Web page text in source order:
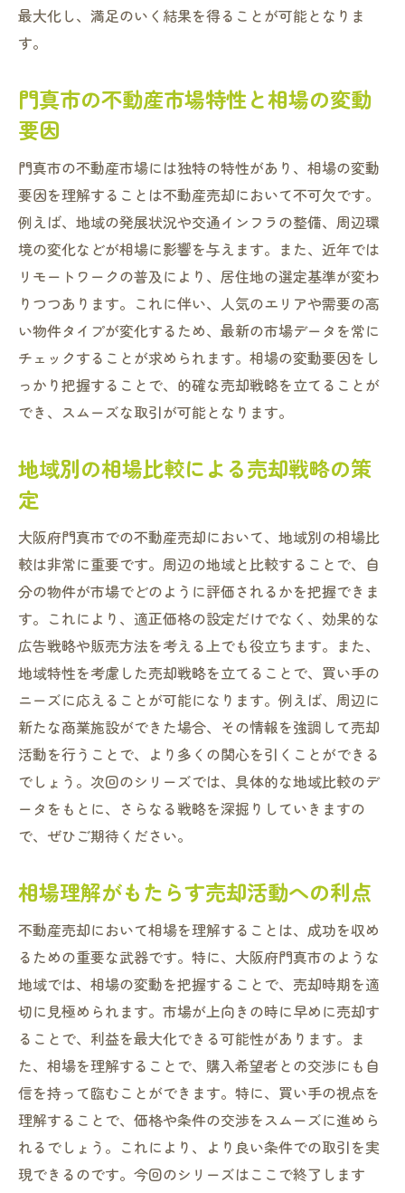
売却プロセスでの一般的なミスを防ぐ
失敗を防ぐための効果的なコミュニケーシ
不動産エージェント選びの重要性
トラブルを未然に防ぐための対策
利益を最大化するための門真市不動産売却のス
テップバイステップガイド
ステップ1: 目標設定と計画立案
ステップ2: 市場調査と物件評価
ステップ3: 効果的な販売促進方法
ステップ4: 価格交渉と契約成立
ステップ5: 売却後の手続きと注意点
門真市での不動産売却を成功させるための賢い
成功するためのエージェント選びのコツ
売却時期を見極めるための分析法
不動産売却におけるデジタルマーケティン
グの活用
交渉力を高めるための知識と技術
売却後の計画を見据えた決断力
成功体験から学ぶ賢明な売却戦略
最大化し、満足のいく結果を得ることが可能となりま
す。
門真市の不動産市場特性と相場の変動
要因
門真市の不動産市場には独特の特性があり、相場の変動
要因を理解することは不動産売却において不可欠です。
例えば、地域の発展状況や交通インフラの整備、周辺環
境の変化などが相場に影響を与えます。また、近年では
リモートワークの普及により、居住地の選定基準が変わ
りつつあります。これに伴い、人気のエリアや需要の高
い物件タイプが変化するため、最新の市場データを常に
チェックすることが求められます。相場の変動要因をし
っかり把握することで、的確な売却戦略を立てることが
でき、スムーズな取引が可能となります。
地域別の相場比較による売却戦略の策
定
大阪府門真市での不動産売却において、地域別の相場比
較は非常に重要です。周辺の地域と比較することで、自
分の物件が市場でどのように評価されるかを把握できま
す。これにより、適正価格の設定だけでなく、効果的な
広告戦略や販売方法を考える上でも役立ちます。また、
地域特性を考慮した売却戦略を立てることで、買い手の
ニーズに応えることが可能になります。例えば、周辺に
新たな商業施設ができた場合、その情報を強調して売却
活動を行うことで、より多くの関心を引くことができる
でしょう。次回のシリーズでは、具体的な地域比較のデ
ータをもとに、さらなる戦略を深掘りしていきますの
で、ぜひご期待ください。
相場理解がもたらす売却活動への利点
不動産売却において相場を理解することは、成功を収め
るための重要な武器です。特に、大阪府門真市のような
地域では、相場の変動を把握することで、売却時期を適
切に見極められます。市場が上向きの時に早めに売却す
ることで、利益を最大化できる可能性があります。ま
た、相場を理解することで、購入希望者との交渉にも自
信を持って臨むことができます。特に、買い手の視点を
理解することで、価格や条件の交渉をスムーズに進めら
れるでしょう。これにより、より良い条件での取引を実
現できるのです。今回のシリーズはここで終了します